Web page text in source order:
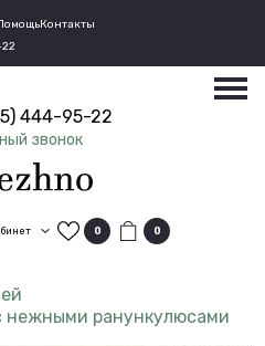
Контакты
22
444-95-22
звонок
0 0
нежными ранункулюсами